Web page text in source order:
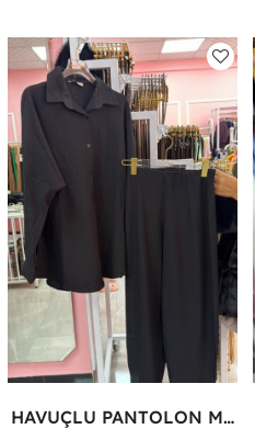
HAVUÇLU PANTOLON MİYASE TAKIM Siyah